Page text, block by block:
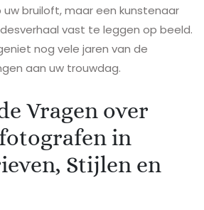
bruiloft, maar een kunstenaar
vast te leggen op beeld.
nog vele jaren van de
aan uw trouwdag.
Vragen over
in
Stijlen en